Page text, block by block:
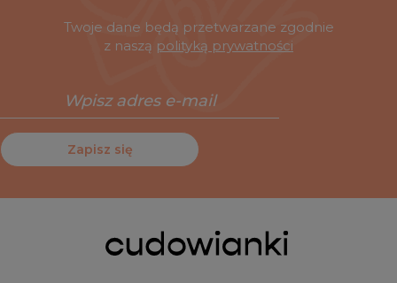
Twoje dane będą przetwarzane zgodnie
z naszą polityką prywatności
Zapisz się